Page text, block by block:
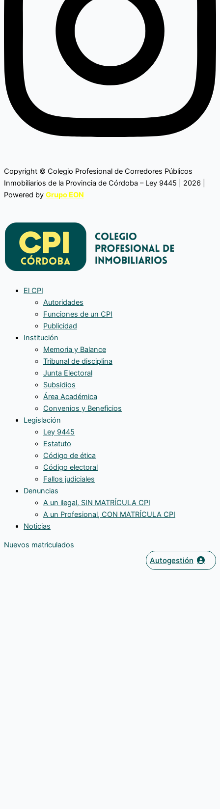
Copyright © Colegio Profesional de Corredores Públicos
Inmobiliarios de la Provincia de Córdoba – Ley 9445 | 2026 |
Powered by Grupo EON
El CPI
Autoridades
Funciones de un CPI
Publicidad
Institución
Memoria y Balance
Tribunal de disciplina
Junta Electoral
Subsidios
Área Académica
Convenios y Beneficios
Legislación
Ley 9445
Estatuto
Código de ética
Código electoral
Fallos judiciales
Denuncias
A un ilegal, SIN MATRÍCULA CPI
A un Profesional, CON MATRÍCULA CPI
Noticias
Nuevos matriculados
Autogestión